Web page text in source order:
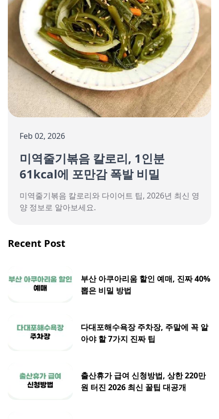
Feb 02, 2026
미역줄기볶음 칼로리, 1인분
61kcal에 포만감 폭발 비밀
미역줄기볶음 칼로리와 다이어트 팁, 2026년 최신 영
양 정보로 알아보세요.
Recent Post
부산 아쿠아리움 할인 예매, 진짜 40%
뽑은 비밀 방법
다대포해수욕장 주차장, 주말에 꼭 알
아야 할 7가지 진짜 팁
출산휴가 급여 신청방법, 상한 220만
원 터진 2026 최신 꿀팁 대공개